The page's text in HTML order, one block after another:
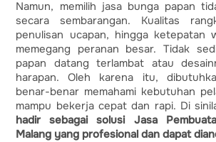
Namun, memilih jasa bunga papan
secara sembarangan. Kualitas
penulisan ucapan, hingga ketepatan
memegang peranan besar. Tidak
papan datang terlambat atau
harapan. Oleh karena itu,
benar-benar memahami kebutuhan
mampu bekerja cepat dan rapi. Di
hadir sebagai solusi Jasa
Malang yang profesional dan dapat